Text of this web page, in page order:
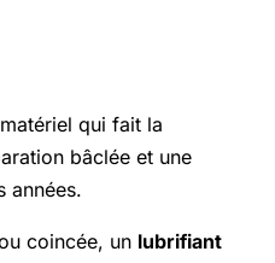
qui fait la
bâclée et une
années.
coincée, un lubrifiant